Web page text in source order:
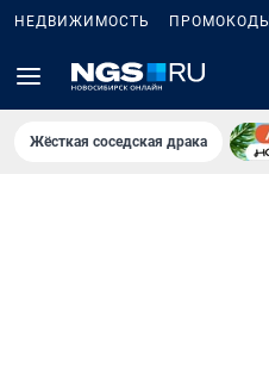
НЕДВИЖИМОСТЬ ПРОМОКОДЫ
Жёсткая соседская драка